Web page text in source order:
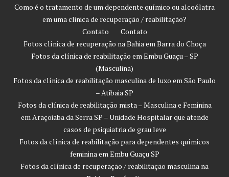
Como é o tratamento de um dependente químico ou alcoólatra
em uma clinica de recuperação / reabilitação?
Contato
Contato
Fotos clínica de recuperação na Bahia em Barra do Choça
Fotos da clínica de reabilitação em Embu Guaçu – SP
(Masculina)
Fotos da clínica de reabilitação masculina de luxo em São Paulo
– Atibaia SP
Fotos da clínica de reabilitação mista – Masculina e Feminina
em Araçoiaba da Serra SP – Unidade Hospitalar que atende
casos de psiquiatria de grau leve
Fotos da clínica de reabilitação para dependentes químicos
feminina em Embu Guaçu SP
Fotos da clínica de recuperação / reabilitação masculina na